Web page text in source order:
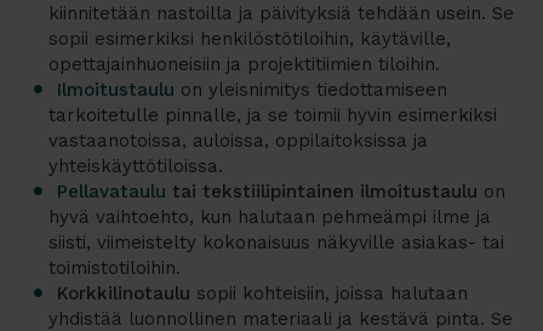
kiinnitetään nastoilla ja päivityksiä tehdään usein. Se
sopii esimerkiksi henkilöstötiloihin, käytäville,
opettajainhuoneisiin ja projektitiimien tiloihin.
Ilmoitustaulu on yleisnimitys tiedottamiseen
tarkoitetulle pinnalle, ja se toimii hyvin esimerkiksi
vastaanotoissa, auloissa, oppilaitoksissa ja
yhteiskäyttötiloissa.
Pellavataulu tai tekstiilipintainen ilmoitustaulu on
hyvä vaihtoehto, kun halutaan pehmeämpi ilme ja
siisti, viimeistelty kokonaisuus näkyville asiakas- tai
toimistotiloihin.
Korkkilinotaulu sopii kohteisiin, joissa halutaan
yhdistää luonnollinen materiaali ja kestävä pinta. Se